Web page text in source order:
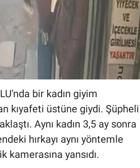
bir kadın giyim
kıyafeti üstüne giydi. Şüpheli
Aynı kadın 3,5 ay sonra
hırkayı aynı yöntemle
kamerasına yansıdı.